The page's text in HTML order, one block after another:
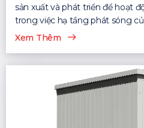
sản xuất và phát triển để hoạt
trong việc hạ tầng phát sóng
thông...
Xem Thêm